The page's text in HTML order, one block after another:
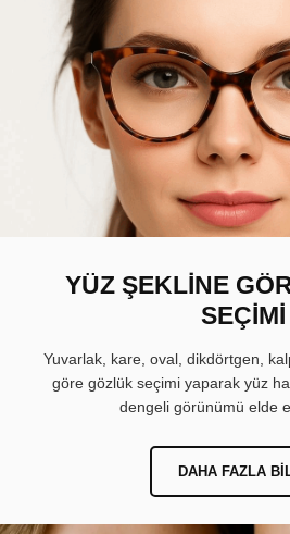
YÜZ ŞEKLİNE
SEÇİMİ
Yuvarlak, kare, oval, dikdörtgen,
göre gözlük seçimi yaparak yüz
dengeli görünümü elde
DAHA FAZLA